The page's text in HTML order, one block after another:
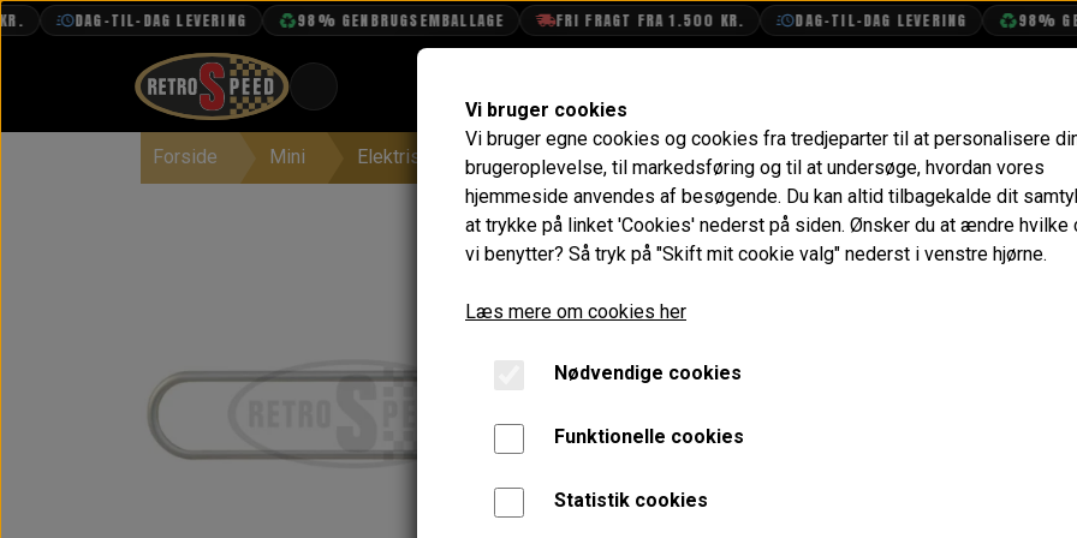
DAG-TIL-DAG LEVERING 98% GENBRUGSEMBALLAGE FRI FRAGT FRA 1.500 KR. DAG-TIL-DAG LEVERING 98%
VANDPOLERING
Forside Mini Elektrisk System Relæer, Kontakter & Sikringer Ramme til Kontakt Panel i
Ramme til Kontakt Panel
Varenummer: ALA6640
Satin finish
Forventet leveringstid:
−
Vi bruger cookies
Vi bruger egne cookies og cookies fra tredjeparter til at personalisere
brugeroplevelse, til markedsføring og til at undersøge, hvordan vores
hjemmeside anvendes af besøgende. Du kan altid tilbagekalde dit
at trykke på linket 'Cookies' nederst på siden. Ønsker du at ændre hvilke
vi benytter? Så tryk på "Skift mit cookie valg" nederst i venstre hjørne.
Læs mere om cookies her
Nødvendige cookies
Funktionelle cookies
Statistik cookies